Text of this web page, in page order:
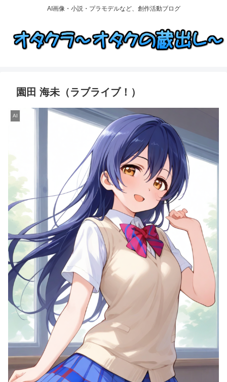
AI画像・小説・プラモデルなど、創作活動ブログ
園田 海未（ラブライブ！）
AI